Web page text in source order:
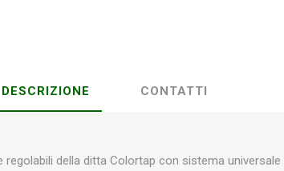
DESCRIZIONE CONTATTI
regolabili della ditta Colortap con sistema